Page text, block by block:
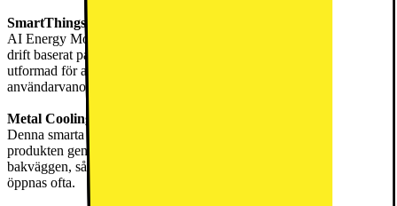
SmartThings AI Energy Mode
AI Energy Mode i SmartThings-appen kan justera kompressorns
drift baserat på dina användningsmönster. Denna funktion är
utformad för att optimera strömförbrukningen genom att analysera
användarvanor.
Metal Cooling
Denna smarta funktion hjälper till att hålla optimal temperatur inuti
produkten genom att använda en Metal Cooling-platta placerad i
bakväggen, så din mat kan förvaras säkert även om kylskåpsdörren
öppnas ofta.